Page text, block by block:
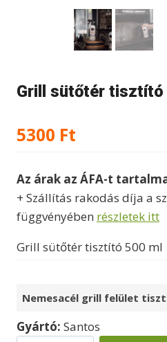
Grill sütőtér tisztító
5300 Ft
Az árak az ÁFA-t
+ Szállítás rakodás díja a
függvényében részletek itt
Grill sütőtér tisztító 500 ml
Nemesacél grill felület
Gyártó: Santos